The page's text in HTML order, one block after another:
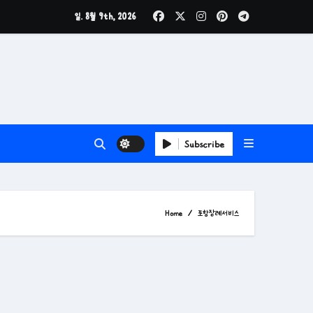
일. 8월 9th, 2026
Subscribe
Home 포항장례서비스